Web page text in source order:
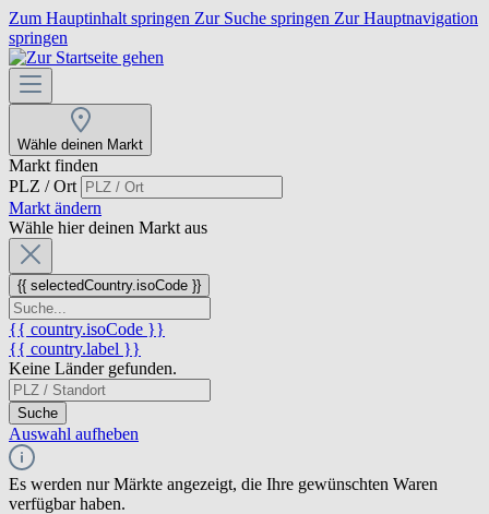
Zum Hauptinhalt springen Zur Suche springen Zur Hauptnavigation
springen
Wähle deinen Markt
Markt finden
PLZ / Ort
Markt ändern
Wähle hier deinen Markt aus
{{ selectedCountry.isoCode }}
{{ country.isoCode }}
{{ country.label }}
Keine Länder gefunden.
Suche
Auswahl aufheben
Es werden nur Märkte angezeigt, die Ihre gewünschten Waren
verfügbar haben.